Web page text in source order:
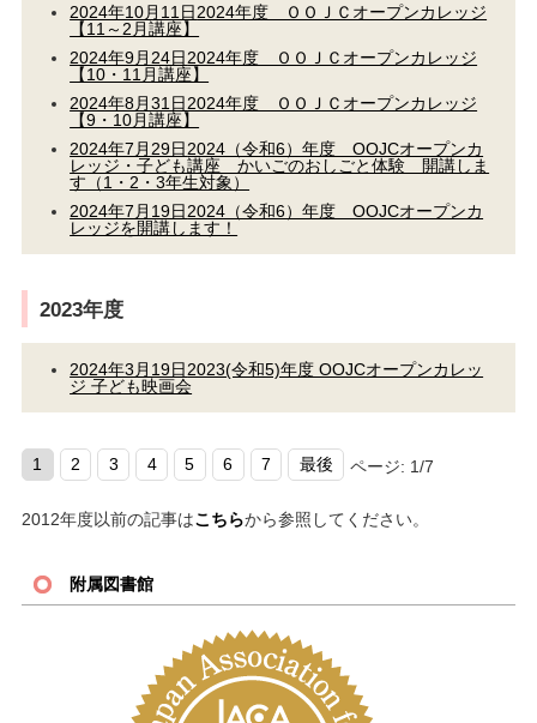
2024年10月11日2024年度 ＯＯＪＣオープンカレッジ
【11～2月講座】
2024年9月24日2024年度 ＯＯＪＣオープンカレッジ
【10・11月講座】
2024年8月31日2024年度 ＯＯＪＣオープンカレッジ
【9・10月講座】
2024年7月29日2024（令和6）年度 OOJCオープンカ
レッジ・子ども講座 かいごのおしごと体験 開講しま
す（1・2・3年生対象）
2024年7月19日2024（令和6）年度 OOJCオープンカ
レッジを開講します！
2023年度
2024年3月19日2023(令和5)年度 OOJCオープンカレッ
ジ 子ども映画会
1 2 3 4 5 6 7 最後 ページ: 1/7
2012年度以前の記事はこちらから参照してください。
附属図書館